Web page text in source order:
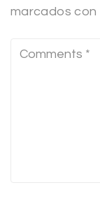
marcados con